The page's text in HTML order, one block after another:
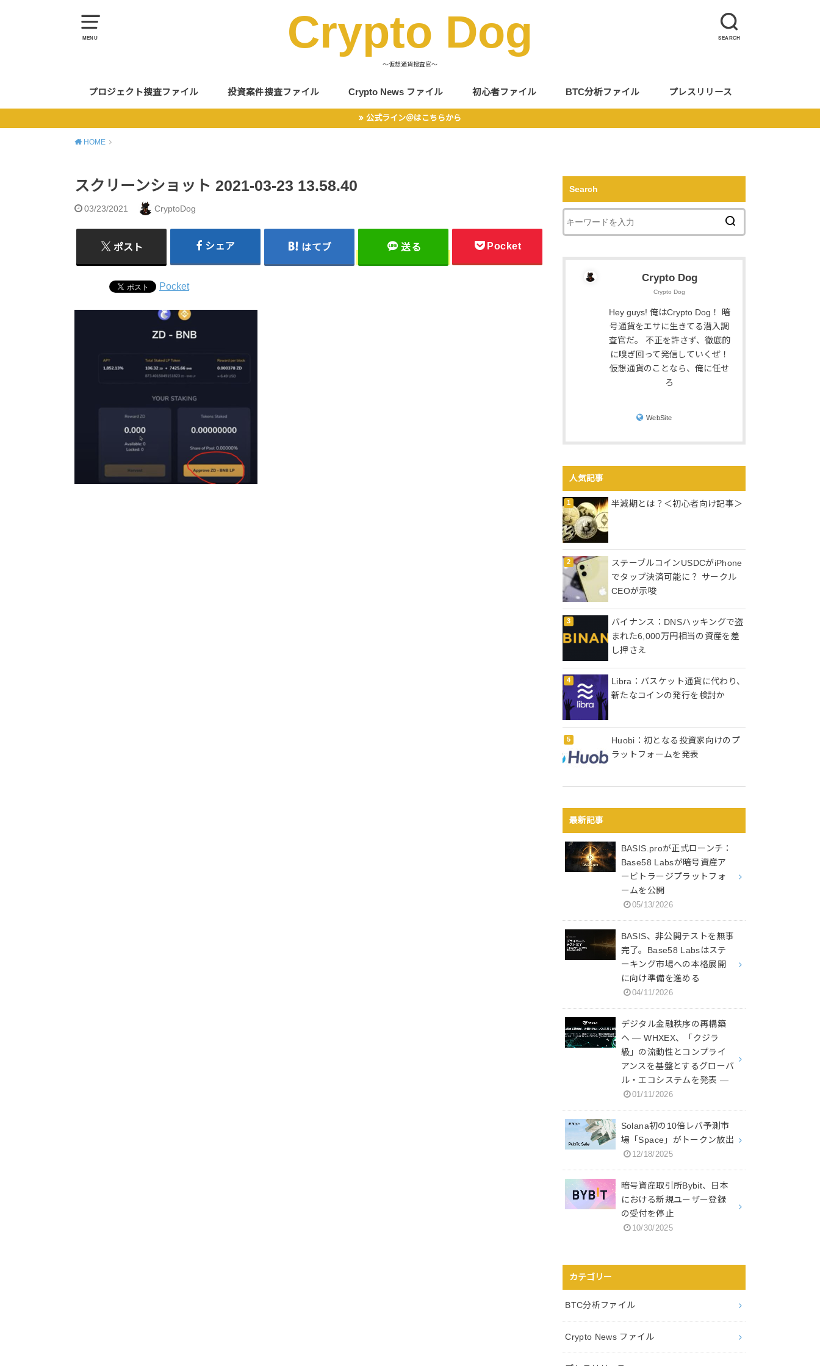
MENU SEARCH
Crypto Dog
〜仮想通貨捜査官〜
プロジェクト捜査ファイル 投資案件捜査ファイル Crypto News ファイル 初心者ファイル BTC分析ファイル プレスリリース
公式ライン＠はこちらから
HOME
スクリーンショット 2021-03-23 13.58.40
03/23/2021 CryptoDog
ポスト シェア はてブ 送る Pocket
Pocket
Search
Crypto Dog
Crypto Dog
Hey guys! 俺はCrypto Dog！ 暗
号通貨をエサに生きてる潜入調
査官だ。 不正を許さず、徹底的
に嗅ぎ回って発信していくぜ！
仮想通貨のことなら、俺に任せ
ろ
WebSite
人気記事
半減期とは？＜初心者向け記事＞
ステーブルコインUSDCがiPhone
でタップ決済可能に？ サークル
CEOが示唆
バイナンス：DNSハッキングで盗
まれた6,000万円相当の資産を差
し押さえ
Libra：バスケット通貨に代わり、
新たなコインの発行を検討か
Huobi：初となる投資家向けのプ
ラットフォームを発表
最新記事
BASIS.proが正式ローンチ：
Base58 Labsが暗号資産ア
ービトラージプラットフォ
ームを公開
05/13/2026
BASIS、非公開テストを無事
完了。Base58 Labsはステ
ーキング市場への本格展開
に向け準備を進める
04/11/2026
デジタル金融秩序の再構築
へ ― WHXEX、「クジラ
級」の流動性とコンプライ
アンスを基盤とするグローバ
ル・エコシステムを発表 ―
01/11/2026
Solana初の10倍レバ予測市
場「Space」がトークン放出
12/18/2025
暗号資産取引所Bybit、日本
における新規ユーザー登録
の受付を停止
10/30/2025
カテゴリー
BTC分析ファイル
Crypto News ファイル